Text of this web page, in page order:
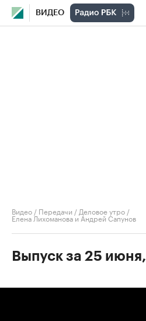
ВИДЕО
Видео / Передачи / Деловое утро /
Елена Лихоманова и Андрей Сапунов
Выпуск за 25